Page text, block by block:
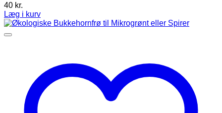
40 kr.
Læg i kurv
Dette
vare
Mulighederne
varesiden